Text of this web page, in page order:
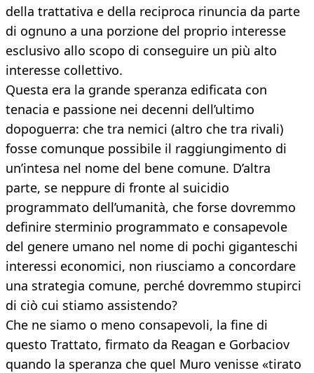
della trattativa e della reciproca rinuncia da parte
di ognuno a una porzione del proprio interesse
esclusivo allo scopo di conseguire un più alto
interesse collettivo.
Questa era la grande speranza edificata con
tenacia e passione nei decenni dell’ultimo
dopoguerra: che tra nemici (altro che tra rivali)
fosse comunque possibile il raggiungimento di
un’intesa nel nome del bene comune. D’altra
parte, se neppure di fronte al suicidio
programmato dell’umanità, che forse dovremmo
definire sterminio programmato e consapevole
del genere umano nel nome di pochi giganteschi
interessi economici, non riusciamo a concordare
una strategia comune, perché dovremmo stupirci
di ciò cui stiamo assistendo?
Che ne siamo o meno consapevoli, la fine di
questo Trattato, firmato da Reagan e Gorbaciov
quando la speranza che quel Muro venisse «tirato